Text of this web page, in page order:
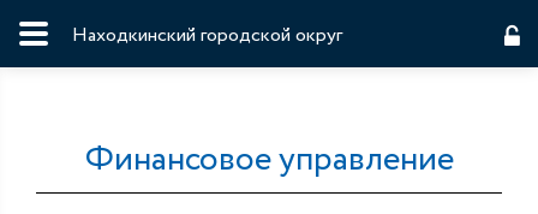
Находкинский городской округ
Финансовое управление